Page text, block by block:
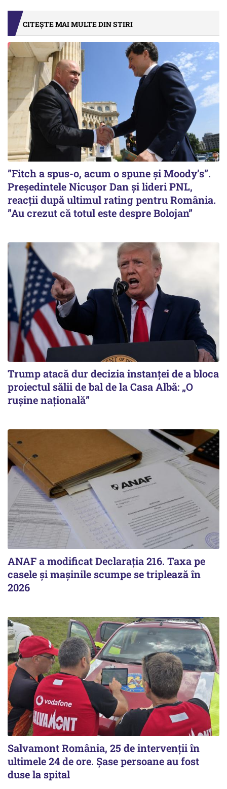
CITEȘTE MAI MULTE DIN STIRI
”Fitch a spus-o, acum o spune și Moody’s”.
Președintele Nicușor Dan și lideri PNL,
reacții după ultimul rating pentru România.
”Au crezut că totul este despre Bolojan”
Trump atacă dur decizia instanţei de a bloca
proiectul sălii de bal de la Casa Albă: „O
ruşine naţională”
ANAF a modificat Declarația 216. Taxa pe
casele și mașinile scumpe se triplează în
2026
Salvamont România, 25 de intervenții în
ultimele 24 de ore. Șase persoane au fost
duse la spital